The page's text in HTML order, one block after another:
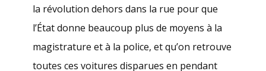
la révolution dehors dans la rue pour que
l’État donne beaucoup plus de moyens à la
magistrature et à la police, et qu’on retrouve
toutes ces voitures disparues en pendant